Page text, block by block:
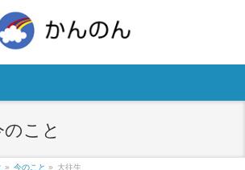
９：００～１８：００
こと
» 今のこと » 大往生